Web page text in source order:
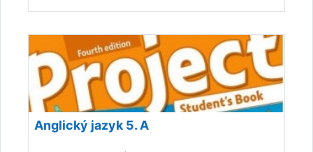
Anglický jazyk 5. A